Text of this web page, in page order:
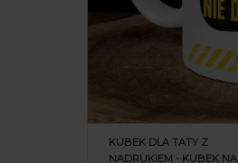
KUBEK DLA TATY Z
NADRUKIEM - KUBEK NA